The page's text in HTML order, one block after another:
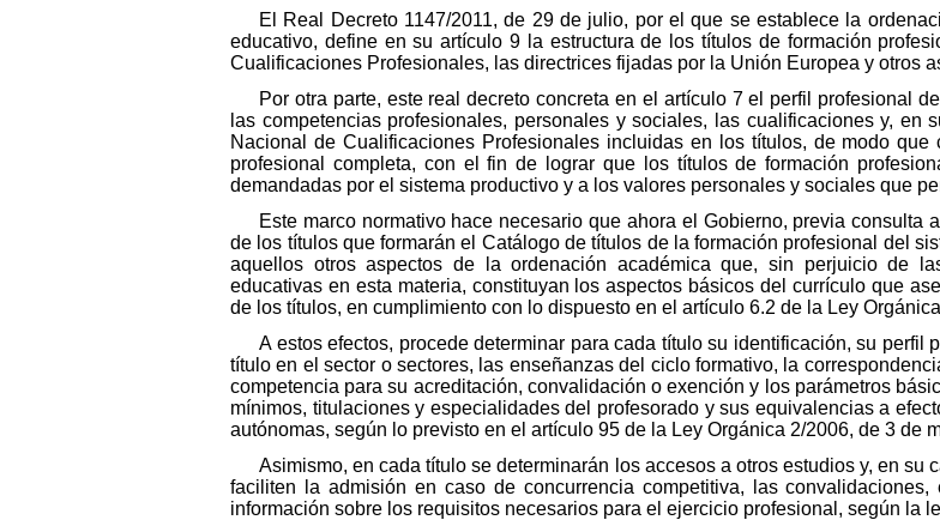
El Real Decreto 1147/2011, de 29 de julio, por el que se establece la
educativo, define en su artículo 9 la estructura de los títulos de formación
Cualificaciones Profesionales, las directrices fijadas por la Unión Europea y otros
Por otra parte, este real decreto concreta en el artículo 7 el perfil profesional
las competencias profesionales, personales y sociales, las cualificaciones y,
Nacional de Cualificaciones Profesionales incluidas en los títulos, de modo
profesional completa, con el fin de lograr que los títulos de formación
demandadas por el sistema productivo y a los valores personales y sociales que
Este marco normativo hace necesario que ahora el Gobierno, previa consulta
de los títulos que formarán el Catálogo de títulos de la formación profesional del
aquellos otros aspectos de la ordenación académica que, sin perjuicio de
educativas en esta materia, constituyan los aspectos básicos del currículo que
de los títulos, en cumplimiento con lo dispuesto en el artículo 6.2 de la Ley
A estos efectos, procede determinar para cada título su identificación, su perfil
título en el sector o sectores, las enseñanzas del ciclo formativo, la
competencia para su acreditación, convalidación o exención y los parámetros
mínimos, titulaciones y especialidades del profesorado y sus equivalencias a
autónomas, según lo previsto en el artículo 95 de la Ley Orgánica 2/2006, de 3 de
Asimismo, en cada título se determinarán los accesos a otros estudios y, en
faciliten la admisión en caso de concurrencia competitiva, las
información sobre los requisitos necesarios para el ejercicio profesional, según la